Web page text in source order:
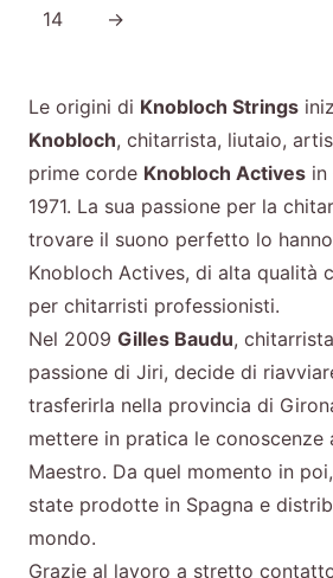
14
→
Le origini di Knobloch Strings
Knobloch, chitarrista, liutaio,
prime corde Knobloch Actives in
1971. La sua passione per la
trovare il suono perfetto lo
Knobloch Actives, di alta qualità
per chitarristi professionisti.
Nel 2009 Gilles Baudu,
passione di Jiri, decide di
trasferirla nella provincia di
mettere in pratica le conoscenze
Maestro. Da quel momento in
state prodotte in Spagna e
mondo.
Grazie al lavoro a stretto